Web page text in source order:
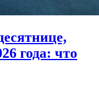
года: что